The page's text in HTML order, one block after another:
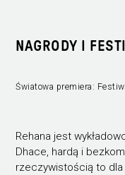
NAGRODY I
Światowa premiera:
Rehana jest
Dhace, hardą i
rzeczywistością to